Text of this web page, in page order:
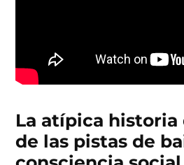
La atípica historia
de las pistas de